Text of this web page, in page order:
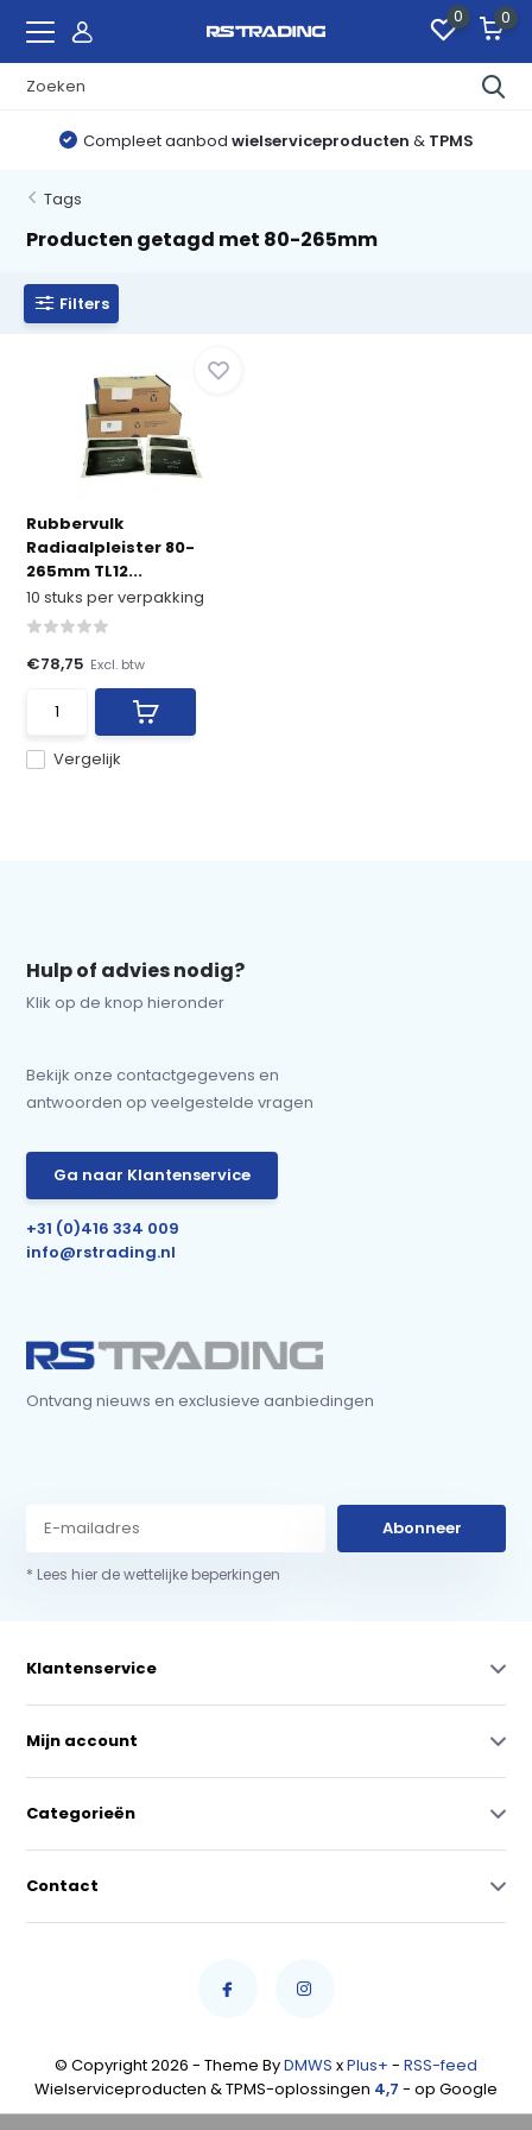
0 0
Compleet aanbod wielserviceproducten & TPMS
Tags
Producten getagd met 80-265mm
Filters
Rubbervulk
Radiaalpleister 80-
265mm TL12...
10 stuks per verpakking
Vergelijk
€78,75 Excl. btw
Hulp of advies nodig?
Klik op de knop hieronder
Bekijk onze contactgegevens en
antwoorden op veelgestelde vragen
Ga naar Klantenservice
+31 (0)416 334 009
info@rstrading.nl
Ontvang nieuws en exclusieve aanbiedingen
Abonneer
* Lees hier de wettelijke beperkingen
Klantenservice
Mijn account
Categorieën
Contact
© Copyright 2026 - Theme ByDMWS xPlus+ - RSS-feed
Wielserviceproducten & TPMS-oplossingen 4,7 - op Google